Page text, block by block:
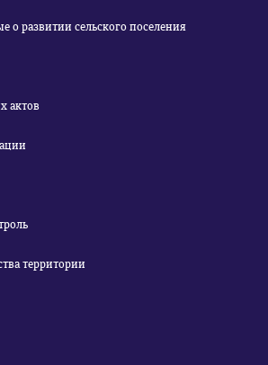
о развитии сельского поселения
актов
территории